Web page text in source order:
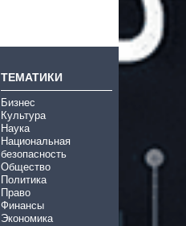
ТЕМАТИКИ
Бизнес
Культура
Наука
Национальная
безопасность
Общество
Политика
Право
Финансы
Экономика